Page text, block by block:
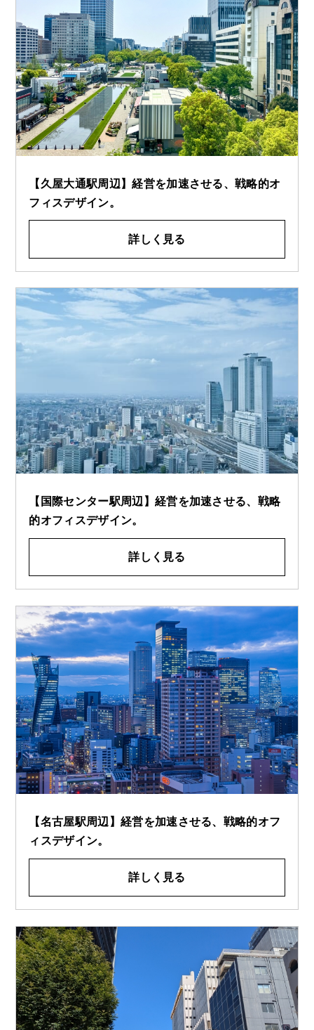
【久屋大通駅周辺】経営を加速させる、戦略的オ
フィスデザイン。
詳しく見る
【国際センター駅周辺】経営を加速させる、戦略
的オフィスデザイン。
詳しく見る
【名古屋駅周辺】経営を加速させる、戦略的オフ
ィスデザイン。
詳しく見る